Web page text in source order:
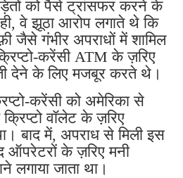
को पैसे ट्रांसफर करने के
वे झूठा आरोप लगाते थे कि
जैसे गंभीर अपराधों में शामिल
करेंसी ATM के ज़रिए
देने के लिए मजबूर करते थे।
करेंसी को अमेरिका से
वॉलेट के ज़रिए
बाद में, अपराध से मिली इस
ऑपरेटरों के ज़रिए मनी
लगाया जाता था।